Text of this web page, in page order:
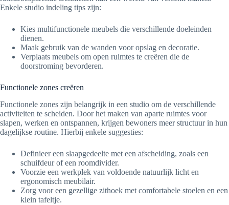
Enkele studio indeling tips zijn:
Kies multifunctionele meubels die verschillende doeleinden
dienen.
Maak gebruik van de wanden voor opslag en decoratie.
Verplaats meubels om open ruimtes te creëren die de
doorstroming bevorderen.
Functionele zones creëren
Functionele zones zijn belangrijk in een studio om de verschillende
activiteiten te scheiden. Door het maken van aparte ruimtes voor
slapen, werken en ontspannen, krijgen bewoners meer structuur in hun
dagelijkse routine. Hierbij enkele suggesties:
Definieer een slaapgedeelte met een afscheiding, zoals een
schuifdeur of een roomdivider.
Voorzie een werkplek van voldoende natuurlijk licht en
ergonomisch meubilair.
Zorg voor een gezellige zithoek met comfortabele stoelen en een
klein tafeltje.